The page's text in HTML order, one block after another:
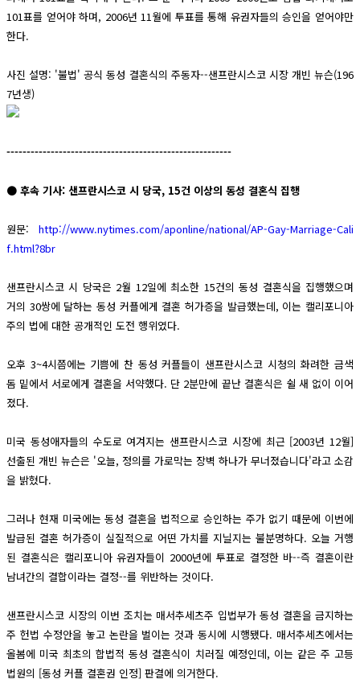
101표를 얻어야 하며, 2006년 11월에 투표를 통해 유권자들의 승인을 얻어야만
한다.
사진 설명: '불법' 공식 동성 결혼식의 주동자--샌프란시스코 시장 개빈 뉴슨(196
7년생)
--------------------------------------------------------
● 후속 기사: 샌프란시스코 시 당국, 15건 이상의 동성 결혼식 집행
원문: http://www.nytimes.com/aponline/national/AP-Gay-Marriage-Cali
f.html?8br
샌프란시스코 시 당국은 2월 12일에 최소한 15건의 동성 결혼식을 집행했으며
거의 30쌍에 달하는 동성 커플에게 결혼 허가증을 발급했는데, 이는 캘리포니아
주의 법에 대한 공개적인 도전 행위였다.
오후 3~4시쯤에는 기쁨에 찬 동성 커플들이 샌프란시스코 시청의 화려한 금색
돔 밑에서 서로에게 결혼을 서약했다. 단 2분만에 끝난 결혼식은 쉴 새 없이 이어
졌다.
미국 동성애자들의 수도로 여겨지는 샌프란시스코 시장에 최근 [2003년 12월]
선출된 개빈 뉴슨은 '오늘, 정의를 가로막는 장벽 하나가 무너졌습니다'라고 소감
을 밝혔다.
그러나 현재 미국에는 동성 결혼을 법적으로 승인하는 주가 없기 때문에 이번에
발급된 결혼 허가증이 실질적으로 어떤 가치를 지닐지는 불분명하다. 오늘 거행
된 결혼식은 캘리포니아 유권자들이 2000년에 투표로 결정한 바--즉 결혼이란
남녀간의 결합이라는 결정--를 위반하는 것이다.
샌프란시스코 시장의 이번 조치는 매서추세츠주 입법부가 동성 결혼을 금지하는
주 헌법 수정안을 놓고 논란을 벌이는 것과 동시에 시행됐다. 매서추세츠에서는
올봄에 미국 최초의 합법적 동성 결혼식이 치러질 예정인데, 이는 같은 주 고등
법원의 [동성 커플 결혼권 인정] 판결에 의거한다.